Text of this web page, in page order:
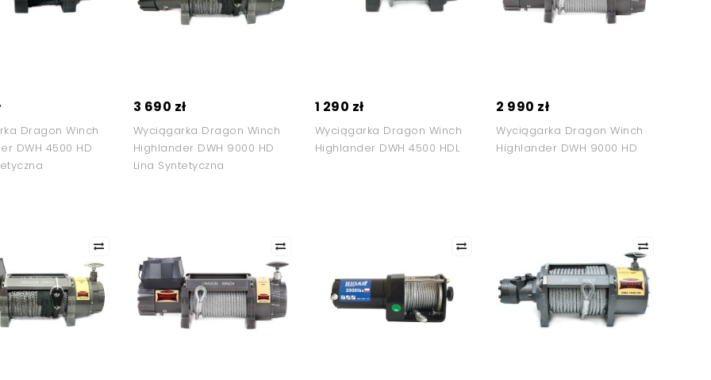
Dragon Winch
DWH 4500 HD
3 690 zł
Wyciągarka Dragon Winch
Highlander DWH 9000 HD
Lina Syntetyczna
1 290 zł
Wyciągarka Dragon Winch
Highlander DWH 4500 HDL
2 990 zł
Wyciągarka Dragon Winch
Highlander DWH 9000 HD